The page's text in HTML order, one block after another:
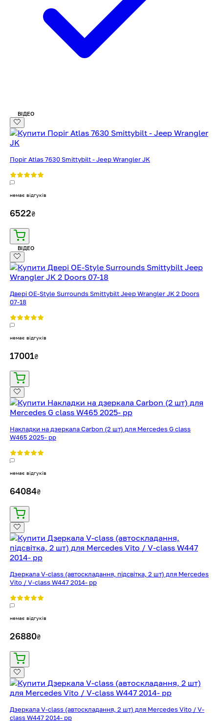
ВІДЕО
Поріг Atlas 7630 Smittybilt - Jeep Wrangler JK
немає відгуків
6522₴
ВІДЕО
Двері OE-Style Surrounds Smittybilt Jeep Wrangler JK 2 Doors
07-18
немає відгуків
17001₴
Накладки на дзеркала Carbon (2 шт) для Mercedes G сlass
W465 2025- рр
немає відгуків
64084₴
Дзеркала V-class (автоскладання, підсвітка, 2 шт) для Mercedes
Vito / V-class W447 2014- рр
немає відгуків
26880₴
Дзеркала V-class (автоскладання, 2 шт) для Mercedes Vito / V-
class W447 2014- рр